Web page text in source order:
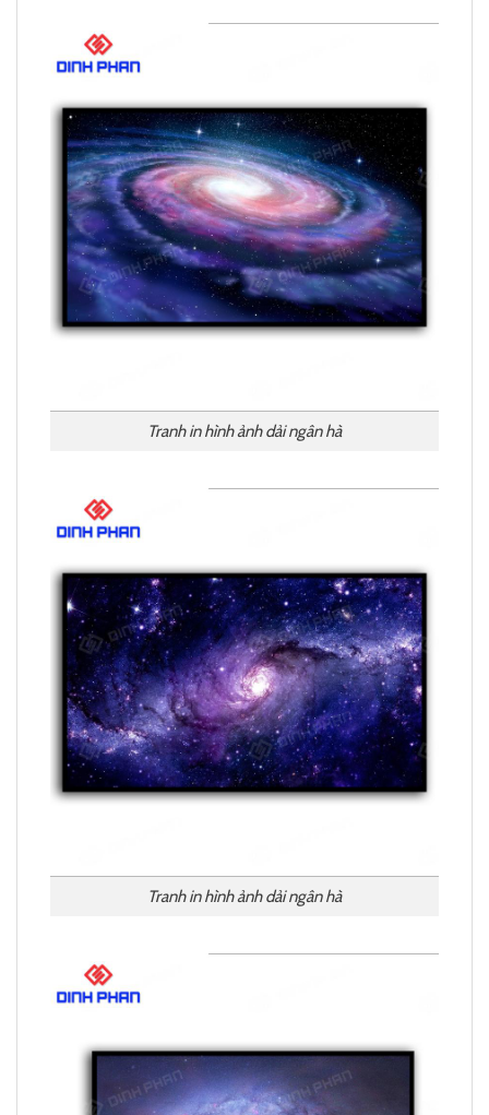
Tranh in hình ảnh dải ngân hà
Tranh in hình ảnh dải ngân hà